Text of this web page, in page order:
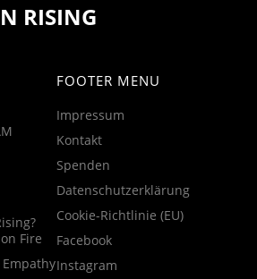
RISING
Fire
Empathy
FOOTER MENU
Impressum
Kontakt
Spenden
Datenschutzerklärung
Cookie-Richtlinie (EU)
Facebook
Instagram